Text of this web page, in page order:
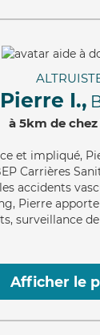
Pierre I.,
à 5km de chez
et impliqué,
Carrières
accidents
Pierre apporte
surveillance
Afficher le